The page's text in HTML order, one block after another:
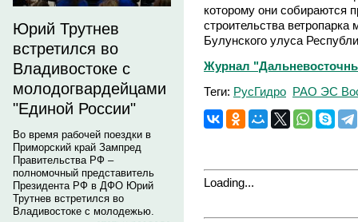
Юрий Трутнев
встретился во
Владивостоке с
молодогвардейцами
"Единой России"
Во время рабочей поездки в
Приморский край Зампред
Правительства РФ –
полномочный представитель
Президента РФ в ДФО Юрий
Трутнев встретился во
Владивостоке с молодежью.
которому они собираются
строительства
Булунского улуса
Журнал
Теги: РусГидро РАО ЭС
Loading...